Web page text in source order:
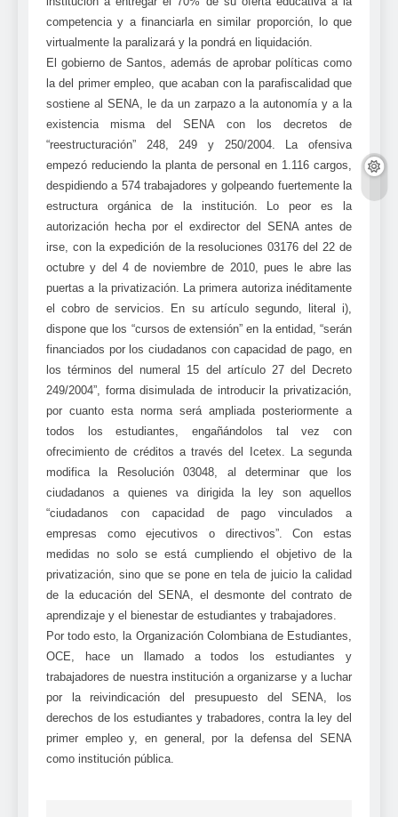
competencia y a financiarla en similar proporción, lo que
virtualmente la paralizará y la pondrá en liquidación.
El gobierno de Santos, además de aprobar políticas como
la del primer empleo, que acaban con la parafiscalidad que
sostiene al SENA, le da un zarpazo a la autonomía y a la
existencia misma del SENA con los decretos de
“reestructuración” 248, 249 y 250/2004. La ofensiva
empezó reduciendo la planta de personal en 1.116 cargos,
despidiendo a 574 trabajadores y golpeando fuertemente la
estructura orgánica de la institución. Lo peor es la
autorización hecha por el exdirector del SENA antes de
irse, con la expedición de la resoluciones 03176 del 22 de
octubre y del 4 de noviembre de 2010, pues le abre las
puertas a la privatización. La primera autoriza inéditamente
el cobro de servicios. En su artículo segundo, literal i),
dispone que los “cursos de extensión” en la entidad, “serán
financiados por los ciudadanos con capacidad de pago, en
los términos del numeral 15 del artículo 27 del Decreto
249/2004”, forma disimulada de introducir la privatización,
por cuanto esta norma será ampliada posteriormente a
todos los estudiantes, engañándolos tal vez con
ofrecimiento de créditos a través del Icetex. La segunda
modifica la Resolución 03048, al determinar que los
ciudadanos a quienes va dirigida la ley son aquellos
“ciudadanos con capacidad de pago vinculados a
empresas como ejecutivos o directivos”. Con estas
medidas no solo se está cumpliendo el objetivo de la
privatización, sino que se pone en tela de juicio la calidad
de la educación del SENA, el desmonte del contrato de
aprendizaje y el bienestar de estudiantes y trabajadores.
Por todo esto, la Organización Colombiana de Estudiantes,
OCE, hace un llamado a todos los estudiantes y
trabajadores de nuestra institución a organizarse y a luchar
por la reivindicación del presupuesto del SENA, los
derechos de los estudiantes y trabadores, contra la ley del
primer empleo y, en general, por la defensa del SENA
como institución pública.